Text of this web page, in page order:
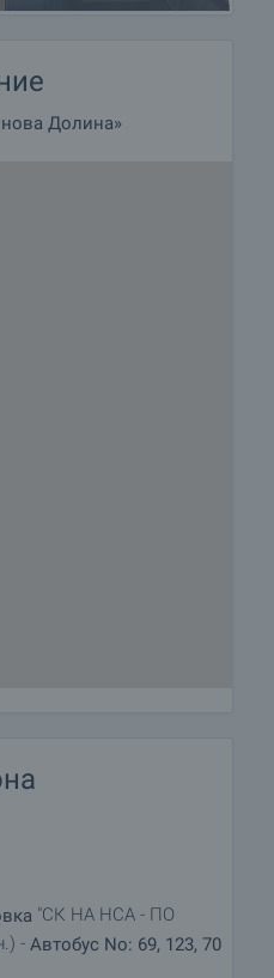
Долина»
"СК НА НСА - ПО
- Автобус No: 69, 123, 70